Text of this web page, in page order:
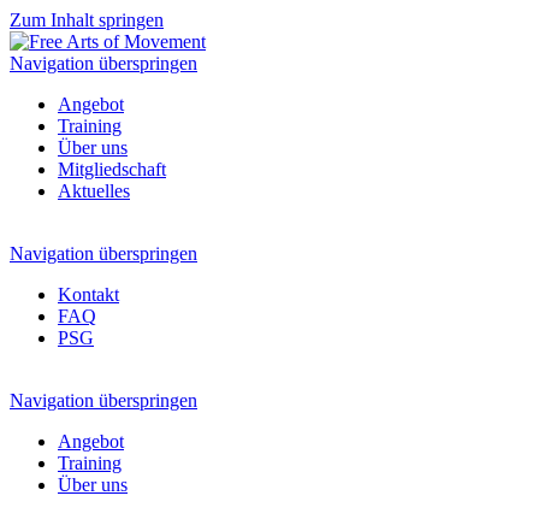
Zum Inhalt springen
Navigation überspringen
Angebot
Training
Über uns
Mitgliedschaft
Aktuelles
Navigation überspringen
Kontakt
FAQ
PSG
Navigation überspringen
Angebot
Training
Über uns